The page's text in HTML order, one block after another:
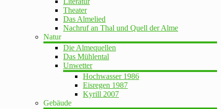
Theater
Das Almelied
Nachruf an Thal und Quell der Alme
Natur
Die Almequellen
Das Mühlental
Unwetter
Hochwasser 1986
Eisregen 1987
Kyrill 2007
Gebäude